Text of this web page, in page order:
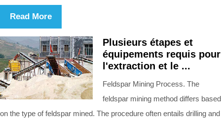
Read More
Plusieurs étapes et
équipements requis pour
l'extraction et le ...
Feldspar Mining Process. The
feldspar mining method differs based
on the type of feldspar mined. The procedure often entails drilling and